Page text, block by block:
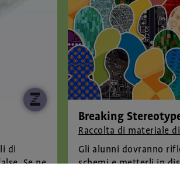
di
Se ne
Breaking
Raccolta di materiale
Gli alunni dovranno
schemi e metterli in